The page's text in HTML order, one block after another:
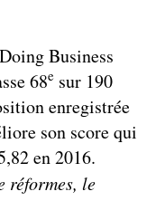
Business
68e sur 190
enregistrée
son score qui
en 2016.
réformes, le